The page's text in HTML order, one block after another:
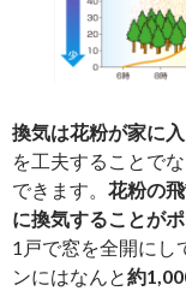
換気は花粉が家に
を工夫することで
できます。 花粉の
に換気することが
1戸で窓を全開にし
ンにはなんと約